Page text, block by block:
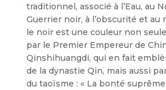
traditionnel, associé à l’Eau, au
Guerrier noir, à l’obscurité et au
le noir est une couleur non
par le Premier Empereur de
Qinshihuangdi, qui en fait
de la dynastie Qin, mais aussi
du taoïsme : « La bonté